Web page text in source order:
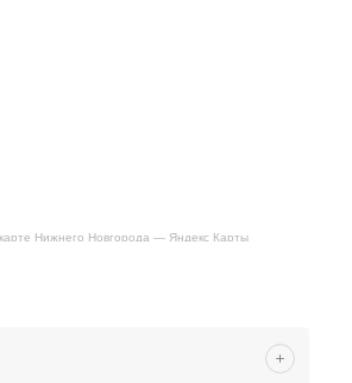
Нижнего Новгорода — Яндекс Карты